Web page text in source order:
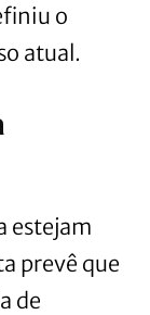
o
atual.
estejam
prevê que
de